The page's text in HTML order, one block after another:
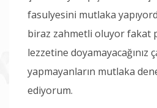
fasulyesini mutlaka
biraz zahmetli oluyor fakat
lezzetine doyamayacağınız
yapmayanların mutlaka
ediyorum.